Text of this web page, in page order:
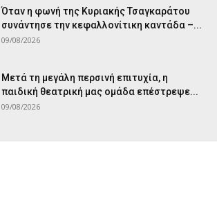
Όταν η φωνή της Κυριακής Τσαγκαράτου
συνάντησε την κεφαλλονίτικη καντάδα –...
09/08/2026
Μετά τη μεγάλη περσινή επιτυχία, η
παιδική θεατρική μας ομάδα επέστρεψε...
09/08/2026